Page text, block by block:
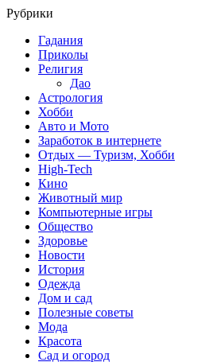
Рубрики
Гадания
Приколы
Религия
Дао
Астрология
Хобби
Авто и Мото
Заработок в интернете
Отдых — Туризм, Хобби
High-Tech
Кино
Животный мир
Компьютерные игры
Общество
Здоровье
Новости
История
Одежда
Дом и сад
Полезные советы
Мода
Красота
Сад и огород